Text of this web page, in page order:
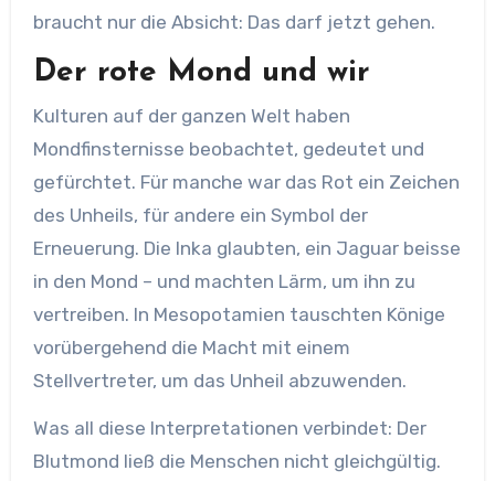
braucht nur die Absicht: Das darf jetzt gehen.
Der rote Mond und wir
Kulturen auf der ganzen Welt haben
Mondfinsternisse beobachtet, gedeutet und
gefürchtet. Für manche war das Rot ein Zeichen
des Unheils, für andere ein Symbol der
Erneuerung. Die Inka glaubten, ein Jaguar beisse
in den Mond – und machten Lärm, um ihn zu
vertreiben. In Mesopotamien tauschten Könige
vorübergehend die Macht mit einem
Stellvertreter, um das Unheil abzuwenden.
Was all diese Interpretationen verbindet: Der
Blutmond ließ die Menschen nicht gleichgültig.